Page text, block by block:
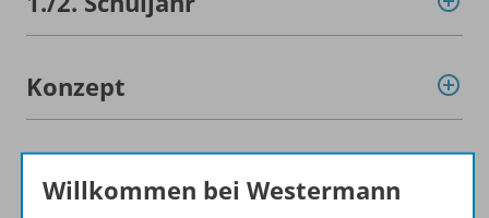
Konzept
Willkommen bei Westermann